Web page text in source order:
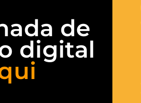
de
digital